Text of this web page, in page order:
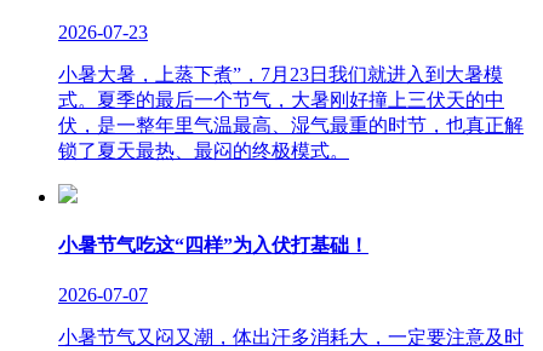
2026-07-23
小暑大暑，上蒸下煮”，7月23日我们就进入到大暑模
式。夏季的最后一个节气，大暑刚好撞上三伏天的中
伏，是一整年里气温最高、湿气最重的时节，也真正解
锁了夏天最热、最闷的终极模式。
小暑节气吃这“四样”为入伏打基础！
2026-07-07
小暑节气又闷又潮，体出汗多消耗大，一定要注意及时